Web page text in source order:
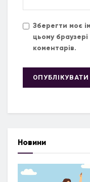
Зберегти моє
цьому
коментарів.
Новини